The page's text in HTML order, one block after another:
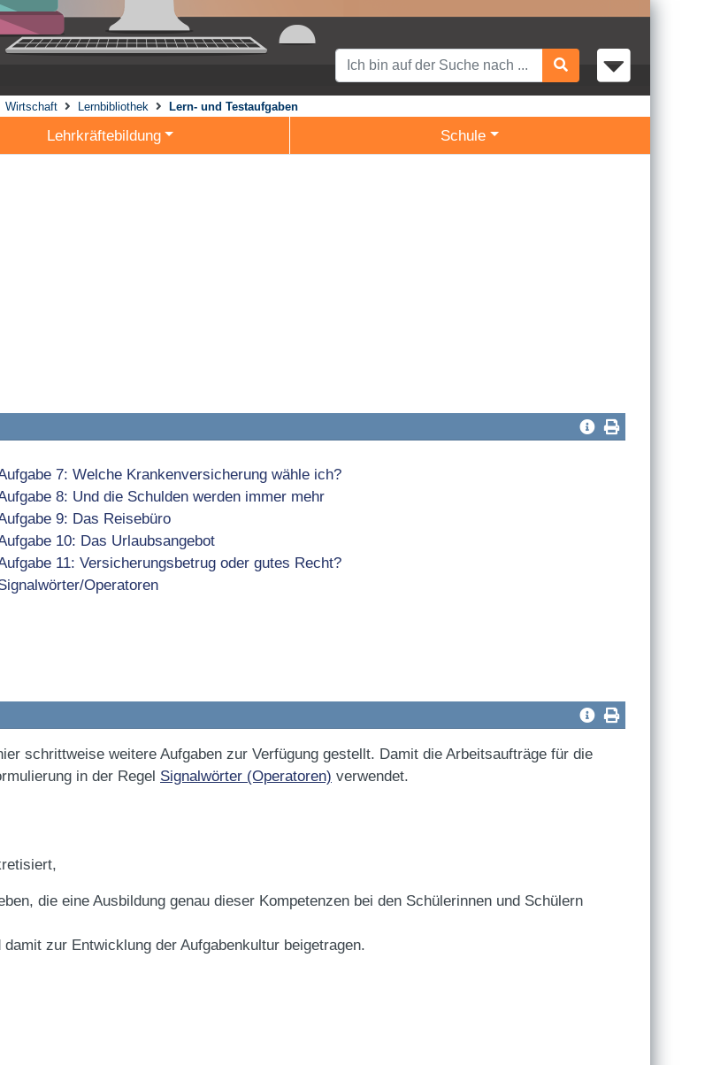
Wirtschaft Lernbibliothek Lern- und Testaufgaben
Lehrkräftebildung Schule
7: Welche Krankenversicherung wähle ich?
8: Und die Schulden werden immer mehr
9: Das Reisebüro
10: Das Urlaubsangebot
11: Versicherungsbetrug oder gutes Recht?
Operatoren
schrittweise weitere Aufgaben zur Verfügung gestellt. Damit die Arbeitsaufträge für die
in der Regel Signalwörter (Operatoren) verwendet.
die eine Ausbildung ge­nau dieser Kompetenzen bei den Schülerinnen und Schülern
zur Entwicklung der Aufgabenkultur beigetragen.